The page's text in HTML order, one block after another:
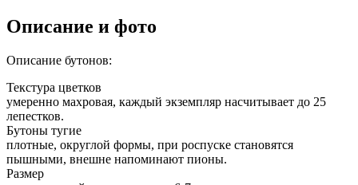
Описание и фото
Описание бутонов:
Текстура цветков
умеренно махровая, каждый экземпляр насчитывает до 25
лепестков.
Бутоны тугие
плотные, округлой формы, при роспуске становятся
пышными, внешне напоминают пионы.
Размер